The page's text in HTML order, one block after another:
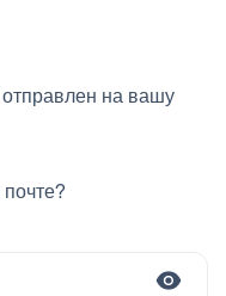
на вашу